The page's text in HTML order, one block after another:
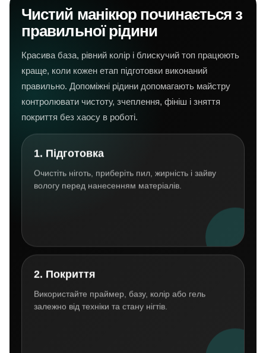
Чистий манікюр починається з
правильної рідини
Красива база, рівний колір і блискучий топ працюють
краще, коли кожен етап підготовки виконаний
правильно. Допоміжні рідини допомагають майстру
контролювати чистоту, зчеплення, фініш і зняття
покриття без хаосу в роботі.
1. Підготовка
Очистіть ніготь, приберіть пил, жирність і зайву
вологу перед нанесенням матеріалів.
2. Покриття
Використайте праймер, базу, колір або гель
залежно від техніки та стану нігтів.